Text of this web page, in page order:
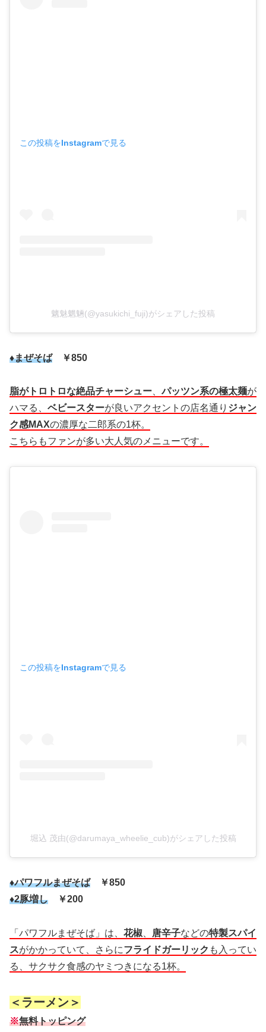
この投稿をInstagramで見る
魑魅魍魎(@yasukichi_fuji)がシェアした投稿
♦まぜそば￥850
脂がトロトロな絶品チャーシュー、パッツン系の極太麺が
ハマる、 ベビースターが良いアクセントの店名通り ジャン
ク感MAXの濃厚な二郎系の1杯。
こちらもファンが多い大人気のメニューです。
この投稿をInstagramで見る
堀込 茂由(@darumaya_wheelie_cub)がシェアした投稿
♦パワフルまぜそば￥850
♦2豚増し ￥200
「パワフルまぜそば」は、 花椒 唐辛子などの特製スパイ
スがかかっていて、さらにフライドガーリック も入ってい
る、サクサク食感のヤミつきになる1杯。
＜ラーメン＞
※無料トッピング